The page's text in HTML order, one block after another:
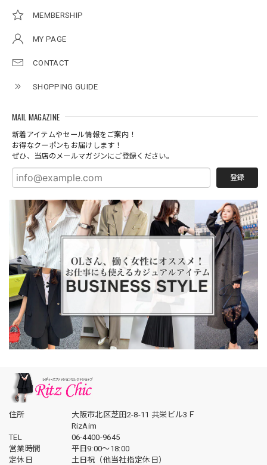
MEMBERSHIP
MY PAGE
CONTACT
SHOPPING GUIDE
MAIL MAGAZINE
新着アイテムやセール情報をご案内！
お得なクーポンもお届けします！
ぜひ、当店のメールマガジンにご登録ください。
登録
住所
大阪市北区芝田2-8-11 共栄ビル3Ｆ
RizAim
TEL
06-4400-9645
営業時間
平日9:00～18:00
定休日
土日祝（他当社指定休日）